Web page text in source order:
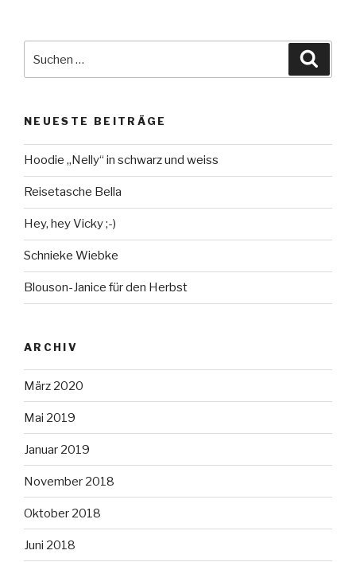
nach:
NEUESTE BEITRÄGE
Hoodie „Nelly“ in schwarz und weiss
Reisetasche Bella
Hey, hey Vicky ;-)
Schnieke Wiebke
Blouson-Janice für den Herbst
ARCHIV
März 2020
Mai 2019
Januar 2019
November 2018
Oktober 2018
Juni 2018